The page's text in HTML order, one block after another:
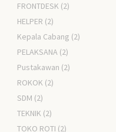
FRONTDESK (2)
HELPER (2)
Kepala Cabang (2)
PELAKSANA (2)
Pustakawan (2)
ROKOK (2)
SDM (2)
TEKNIK (2)
TOKO ROTI (2)